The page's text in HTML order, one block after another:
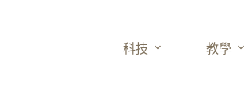
科技 教學